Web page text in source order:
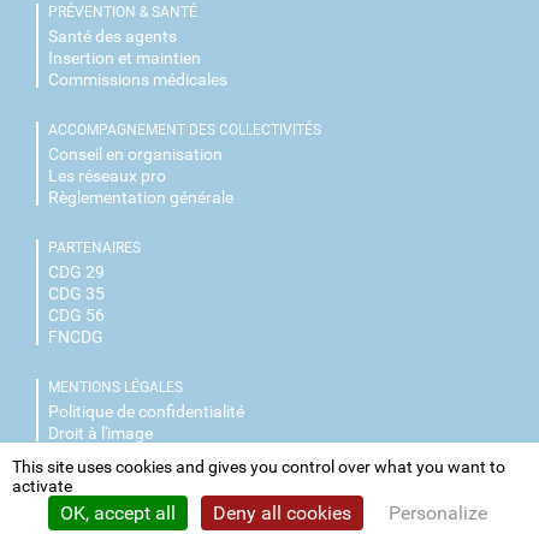
PRÉVENTION & SANTÉ
Santé des agents
Insertion et maintien
Commissions médicales
ACCOMPAGNEMENT DES COLLECTIVITÉS
Conseil en organisation
Les réseaux pro
Règlementation générale
PARTENAIRES
CDG 29
CDG 35
CDG 56
FNCDG
MENTIONS LÉGALES
Politique de confidentialité
Droit à l'image
NOUS CONTACTER
Facebook
LinkedIn
This site uses cookies and gives you control over what you want to
activate
OK, accept all Deny all cookies Personalize